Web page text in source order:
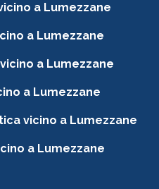
a Lumezzane
a Lumezzane
a Lumezzane
a Lumezzane
vicino a Lumezzane
a Lumezzane